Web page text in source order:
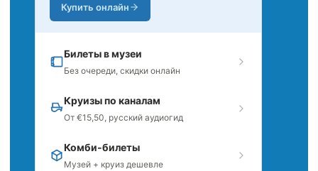
Купить онлайн
Билеты в музеи
Без очереди, скидки онлайн
Круизы по каналам
От €15,50, русский аудиогид
Комби-билеты
Музей + круиз дешевле